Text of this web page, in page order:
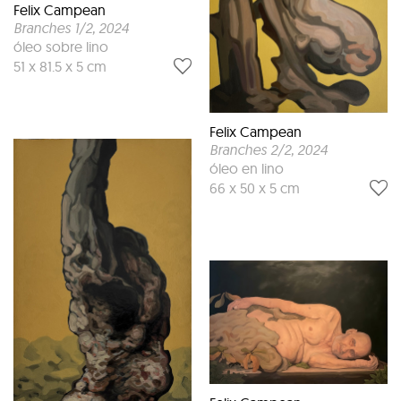
Felix Campean
Branches 1/2, 2024
óleo sobre lino
51 x 81.5 x 5 cm
Felix Campean
Branches 2/2, 2024
óleo en lino
66 x 50 x 5 cm